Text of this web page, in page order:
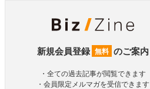
新規会員登録 無料 のご案内
・全ての過去記事が閲覧できます
・会員限定メルマガを受信できます